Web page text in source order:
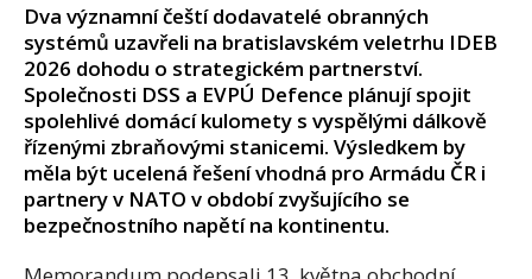
Dva významní čeští dodavatelé obranných
systémů uzavřeli na bratislavském veletrhu IDEB
2026 dohodu o strategickém partnerství.
Společnosti DSS a EVPÚ Defence plánují spojit
spolehlivé domácí kulomety s vyspělými dálkově
řízenými zbraňovými stanicemi. Výsledkem by
měla být ucelená řešení vhodná pro Armádu ČR i
partnery v NATO v období zvyšujícího se
bezpečnostního napětí na kontinentu.